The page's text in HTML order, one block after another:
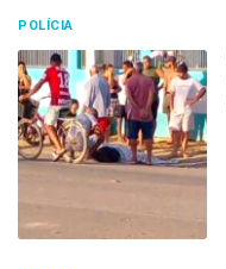
POLÍCIA